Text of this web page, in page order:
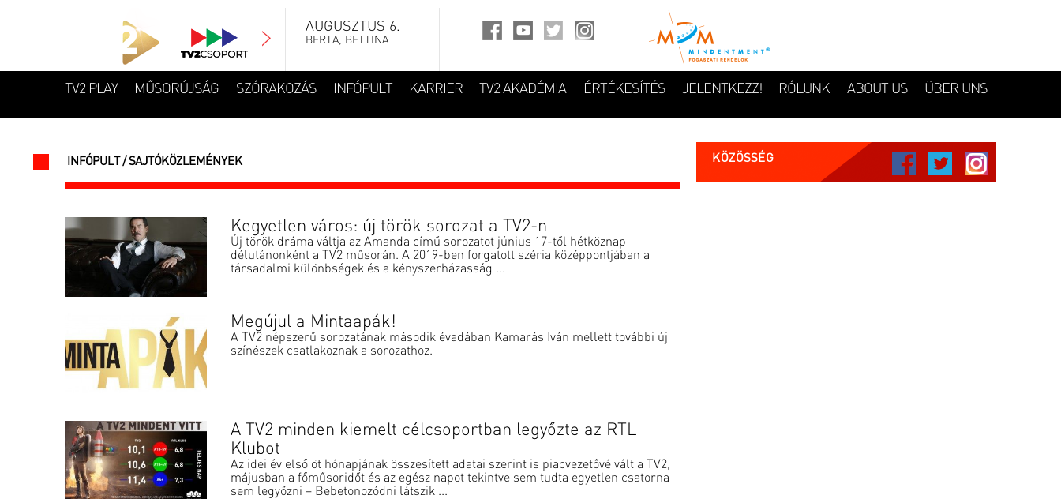
AUGUSZTUS 6.
BERTA, BETTINA
TV2 PLAY MŰSORÚJSÁG SZÓRAKOZÁS INFÓPULT KARRIER TV2 AKADÉMIA ÉRTÉKESÍTÉS JELENTKEZZ! RÓLUNK ABOUT US ÜBER UNS
INFÓPULT / SAJTÓKÖZLEMÉNYEK
Kegyetlen város: új török sorozat a TV2-n
Új török dráma váltja az Amanda című sorozatot június 17-től hétköznap
délutánonként a TV2 műsorán. A 2019-ben forgatott széria középpontjában a
társadalmi különbségek és a kényszerházasság ...
Megújul a Mintaapák!
A TV2 népszerű sorozatának második évadában Kamarás Iván mellett további új
színészek csatlakoznak a sorozathoz.
A TV2 minden kiemelt célcsoportban legyőzte az RTL
Klubot
Az idei év első öt hónapjának összesített adatai szerint is piacvezetővé vált a TV2,
májusban a főműsoridőt és az egész napot tekintve sem tudta egyetlen csatorna
sem legyőzni – Bebetonozódni látszik ...
KÖZÖSSÉG